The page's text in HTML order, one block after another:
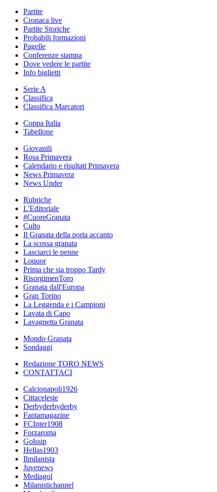
Partite
Cronaca live
Partite Storiche
Probabili formazioni
Pagelle
Conferenze stampa
Dove vedere le partite
Info biglietti
Serie A
Classifica
Classifica Marcatori
Coppa Italia
Tabellone
Giovanili
Rosa Primavera
Calendario e risultati Primavera
News Primavera
News Under
Rubriche
L'Editoriale
#CuoreGranata
Culto
Il Granata della porta accanto
La scossa granata
Lasciarci le penne
Loquor
Prima che sia troppo Tardy
RisorgimenToro
Granata dall'Europa
Gran Torino
La Leggenda e i Campioni
Lavata di Capo
Lavagnetta Granata
Mondo Granata
Sondaggi
Redazione TORO NEWS
CONTATTACI
Calcionapoli1926
Cittaceleste
Derbyderbyderby
Fantamagazine
FCInter1908
Forzaroma
Golssip
Hellas1903
Ilmilanista
Juvenews
Mediagol
Milanistichannel